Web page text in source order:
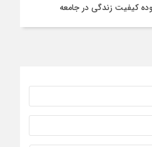
کیفیت زندگی در جامعه